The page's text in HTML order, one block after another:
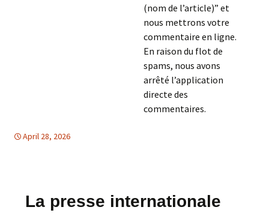
(nom de l’article)” et
nous mettrons votre
commentaire en ligne.
En raison du flot de
spams, nous avons
arrêté l’application
directe des
commentaires.
April 28, 2026
La presse internationale